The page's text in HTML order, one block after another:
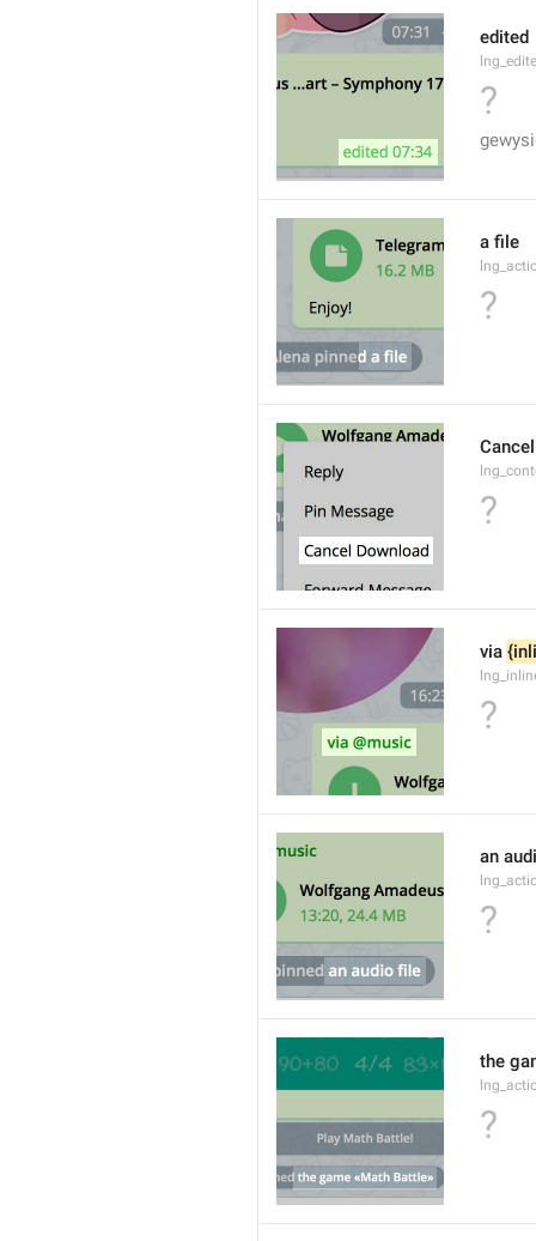
edited
?
a file
?
?
via
?
an
?
the
?